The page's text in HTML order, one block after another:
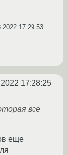
17:29:53
17:28:25
все
еще